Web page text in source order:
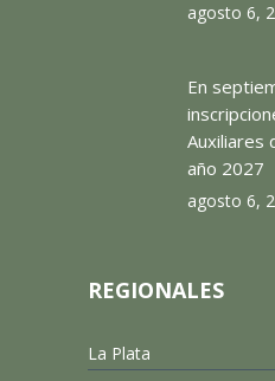
agosto 6,
En
Auxiliares
año 2027
agosto 6,
REGIONALES
La Plata